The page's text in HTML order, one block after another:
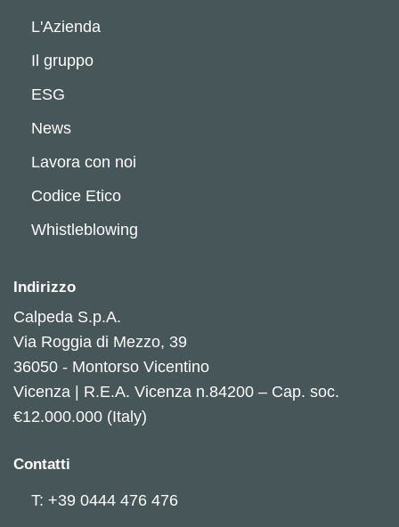
L'Azienda
Il gruppo
ESG
News
Lavora con noi
Codice Etico
Whistleblowing
Indirizzo
Calpeda S.p.A.
Via Roggia di Mezzo, 39
36050 - Montorso Vicentino
Vicenza | R.E.A. Vicenza n.84200 – Cap. soc.
€12.000.000 (Italy)
Contatti
T: +39 0444 476 476